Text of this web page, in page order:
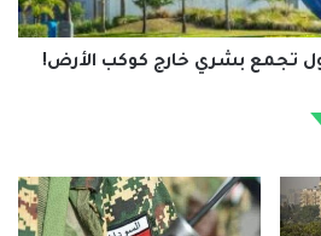
تجمع بشري خارج كوكب الأرض!